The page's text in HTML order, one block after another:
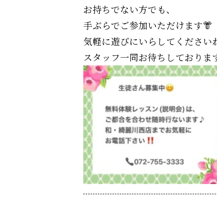
お持ちでない方でも、
手ぶらでご参加いただけます👘
気軽に遊びにいらしてください
スタッフ一同お待ちしておりま